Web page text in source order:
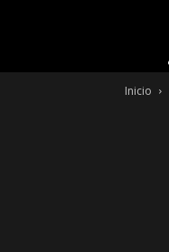
Inicio